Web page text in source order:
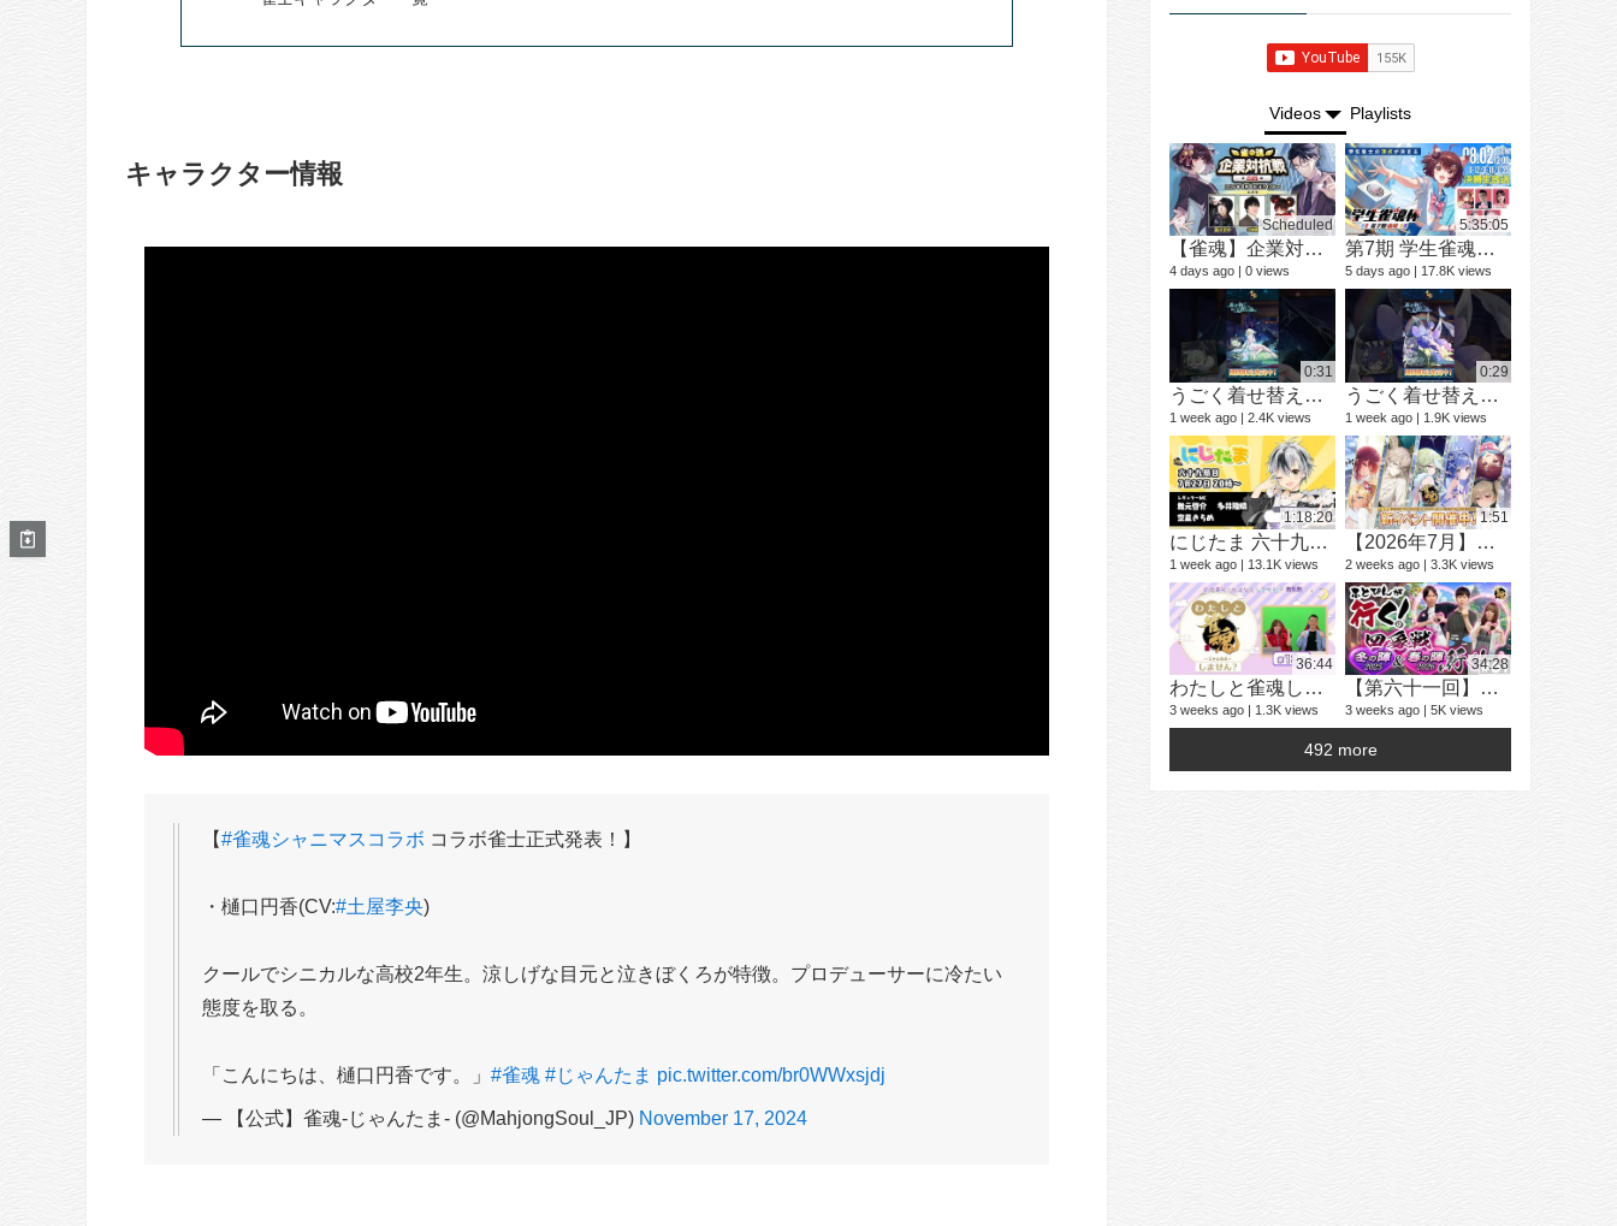
キャラクター情報
【#雀魂シャニマスコラボ コラボ雀士正式発表！】
・樋口円香(CV:#土屋李央)
クールでシニカルな高校2年生。涼しげな目元と泣きぼくろが特徴。プロデューサーに冷たい
態度を取る。
「こんにちは、樋口円香です。」 #雀魂 #じゃんたま pic.twitter.com/br0WWxsjdj
— 【公式】雀魂-じゃんたま- (@MahjongSoul_JP) November 17, 2024
Videos Playlists
Scheduled
【雀魂】企業対抗戦2026【予選】
4 days ago 0 views
5:35:05
第7期 学生雀魂杯 南場 決勝
5 days ago 17.8K views
0:31
うごく着せ替え紹介動画 ミラ #shorts
1 week ago 2.4K views
0:29
うごく着せ替え紹介動画 七海 礼奈 #shorts
1 week ago 1.9K views
1:18:20
にじたま 六十九局目 今日は何のルールで遊ぼうかにゃ？
1 week ago 13.1K views
1:51
【2026年7月】「雀魂 じゃんたま」 イベント 新内容一覧
2 weeks ago 3.3K views
36:44
わたしと雀魂しません？ 第13回目内田真礼とおはなししません！？
3 weeks ago 1.3K views
34:28
【第六十一回】ふとぴんが行く！四象戦 冬の陣25/春の陣26 編
3 weeks ago 5K views
492 more